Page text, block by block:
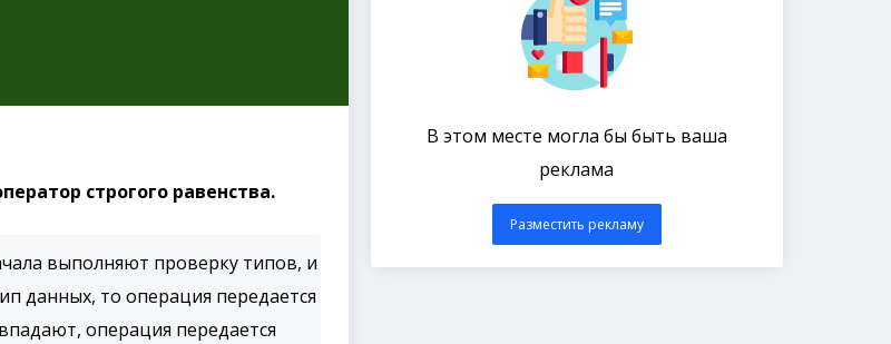
строгого равенства.
выполняют проверку типов, и
данных, то операция передается
операция передается
В этом месте могла бы быть ваша
реклама
Разместить рекламу